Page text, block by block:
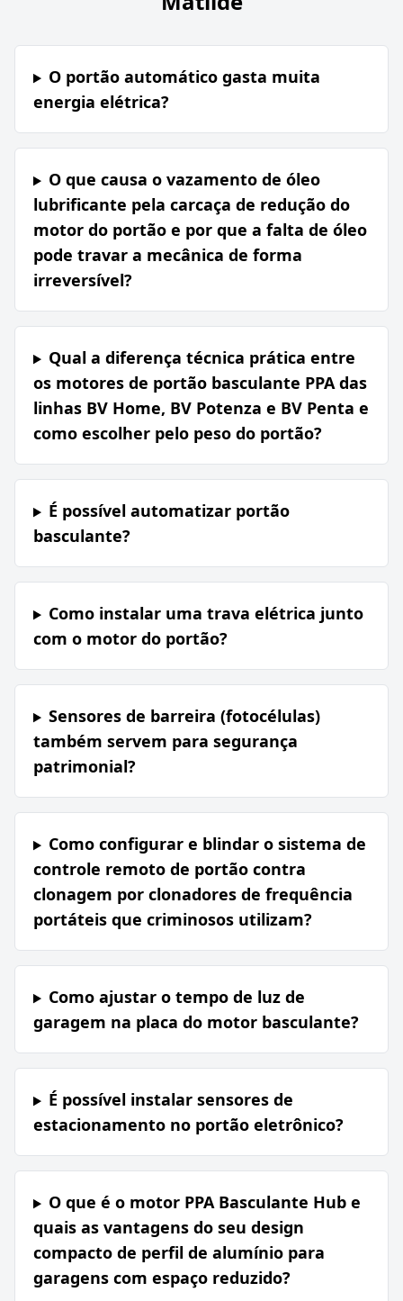
O portão automático gasta muita
energia elétrica?
O que causa o vazamento de óleo
lubrificante pela carcaça de redução do
motor do portão e por que a falta de óleo
pode travar a mecânica de forma
irreversível?
Qual a diferença técnica prática entre
os motores de portão basculante PPA das
linhas BV Home, BV Potenza e BV Penta e
como escolher pelo peso do portão?
É possível automatizar portão
basculante?
Como instalar uma trava elétrica junto
com o motor do portão?
Sensores de barreira (fotocélulas)
também servem para segurança
patrimonial?
Como configurar e blindar o sistema de
controle remoto de portão contra
clonagem por clonadores de frequência
portáteis que criminosos utilizam?
Como ajustar o tempo de luz de
garagem na placa do motor basculante?
É possível instalar sensores de
estacionamento no portão eletrônico?
O que é o motor PPA Basculante Hub e
quais as vantagens do seu design
compacto de perfil de alumínio para
garagens com espaço reduzido?